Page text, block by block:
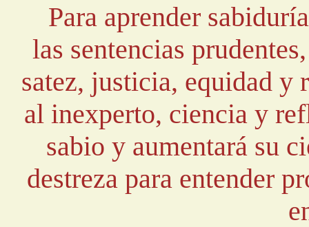
Para aprender
las sentencias
satez, justicia, equidad y
al inexperto, ciencia y
sabio y aumentará su
destreza para entender